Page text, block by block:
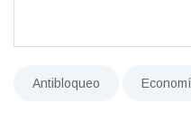
Antibloqueo